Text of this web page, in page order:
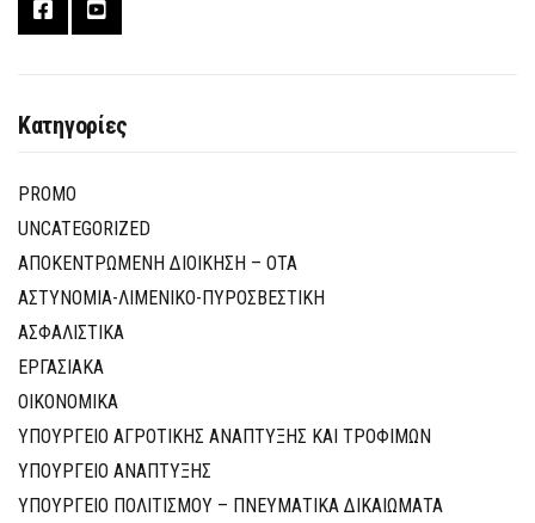
Κατηγορίες
PROMO
UNCATEGORIZED
ΑΠΟΚΕΝΤΡΩΜΕΝΗ ΔΙΟΙΚΗΣΗ – ΟΤΑ
ΑΣΤΥΝΟΜΙΑ-ΛΙΜΕΝΙΚΟ-ΠΥΡΟΣΒΕΣΤΙΚΗ
ΑΣΦΑΛΙΣΤΙΚΑ
ΕΡΓΑΣΙΑΚΑ
ΟΙΚΟΝΟΜΙΚΑ
ΥΠΟΥΡΓΕΙΟ ΑΓΡΟΤΙΚΗΣ ΑΝΑΠΤΥΞΗΣ ΚΑΙ ΤΡΟΦΙΜΩΝ
ΥΠΟΥΡΓΕΙΟ ΑΝΑΠΤΥΞΗΣ
ΥΠΟΥΡΓΕΙΟ ΠΟΛΙΤΙΣΜΟΥ – ΠΝΕΥΜΑΤΙΚΑ ΔΙΚΑΙΩΜΑΤΑ